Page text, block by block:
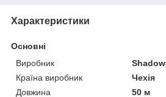
Характеристики
Основні
Виробник
Shadow
Країна виробник
Чехія
Довжина
50 м